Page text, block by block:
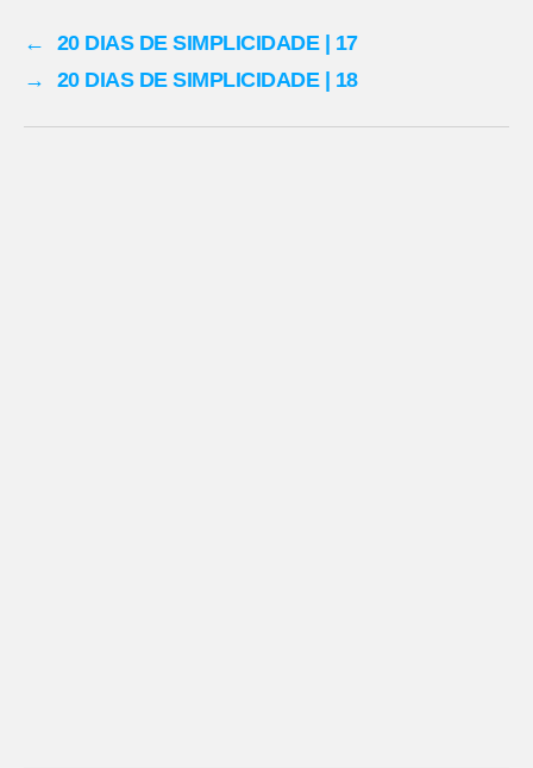
←
20 DIAS DE SIMPLICIDADE | 17
→
20 DIAS DE SIMPLICIDADE | 18